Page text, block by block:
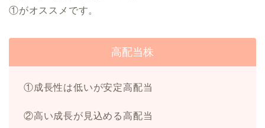
①がオススメです。
高配当株
①成長性は低いが安定高配当
②高い成長が見込める高配当